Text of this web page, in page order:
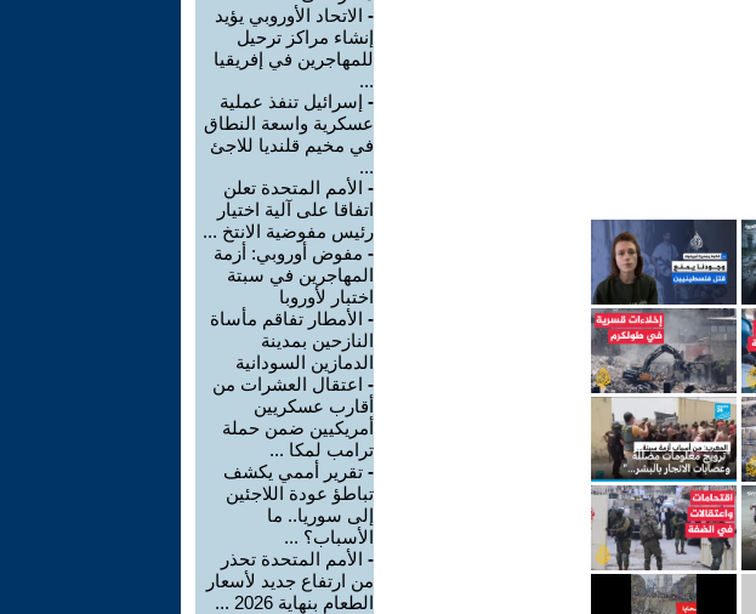
- الاتحاد الأوروبي يؤيد
إنشاء مراكز ترحيل
للمهاجرين في إفريقيا
...
- إسرائيل تنفذ عملية
عسكرية واسعة النطاق
في مخيم قلنديا للاجئ
...
- الأمم المتحدة تعلن
اتفاقا على آلية اختيار
رئيس مفوضية الانتخ ...
- مفوض أوروبي: أزمة
المهاجرين في سبتة
اختبار لأوروبا
- الأمطار تفاقم مأساة
النازحين بمدينة
الدمازين السودانية
- اعتقال العشرات من
أقارب عسكريين
أمريكيين ضمن حملة
ترامب لمكا ...
- تقرير أممي يكشف
تباطؤ عودة اللاجئين
إلى سوريا.. ما
الأسباب؟ ...
- الأمم المتحدة تحذر
من ارتفاع جديد لأسعار
الطعام بنهاية 2026 ...